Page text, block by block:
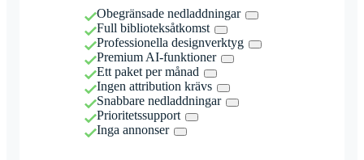
Obegränsade nedladdningar
Full biblioteksåtkomst
Professionella designverktyg
Premium AI-funktioner
Ett paket per månad
Ingen attribution krävs
Snabbare nedladdningar
Prioritetssupport
Inga annonser